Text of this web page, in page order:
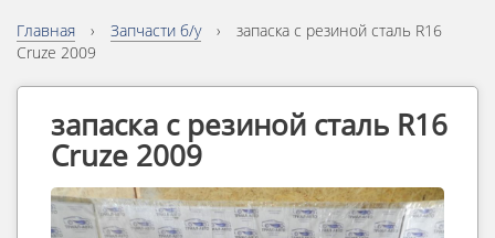
Главная › Запчасти б/у ›
запаска с резиной сталь R16
Cruze 2009
запаска с резиной сталь R16
Cruze 2009